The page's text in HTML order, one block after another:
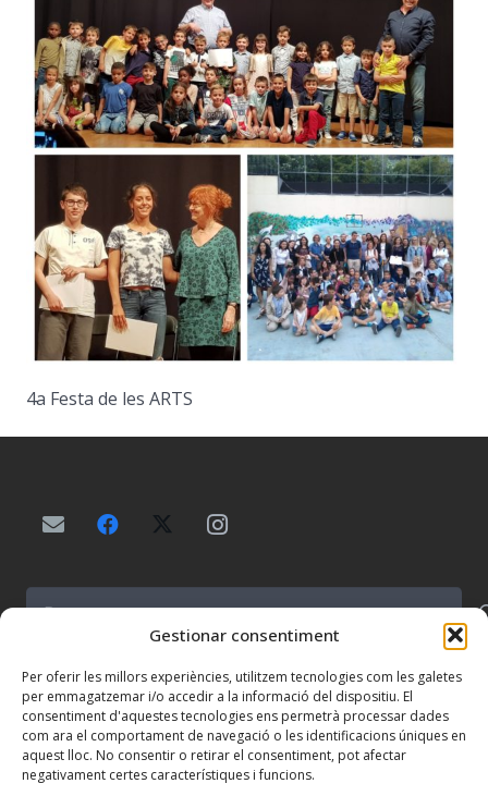
Gestionar consentiment
Per oferir les millors experiències, utilitzem tecnologies com les galetes
per emmagatzemar i/o accedir a la informació del dispositiu. El
consentiment d'aquestes tecnologies ens permetrà processar dades
com ara el comportament de navegació o les identificacions úniques en
aquest lloc. No consentir o retirar el consentiment, pot afectar
negativament certes característiques i funcions.
4a Festa de les ARTS
Buscar:
Centre concertat per la Generalitat de Catalunya.
NIF: R-2500253-F.